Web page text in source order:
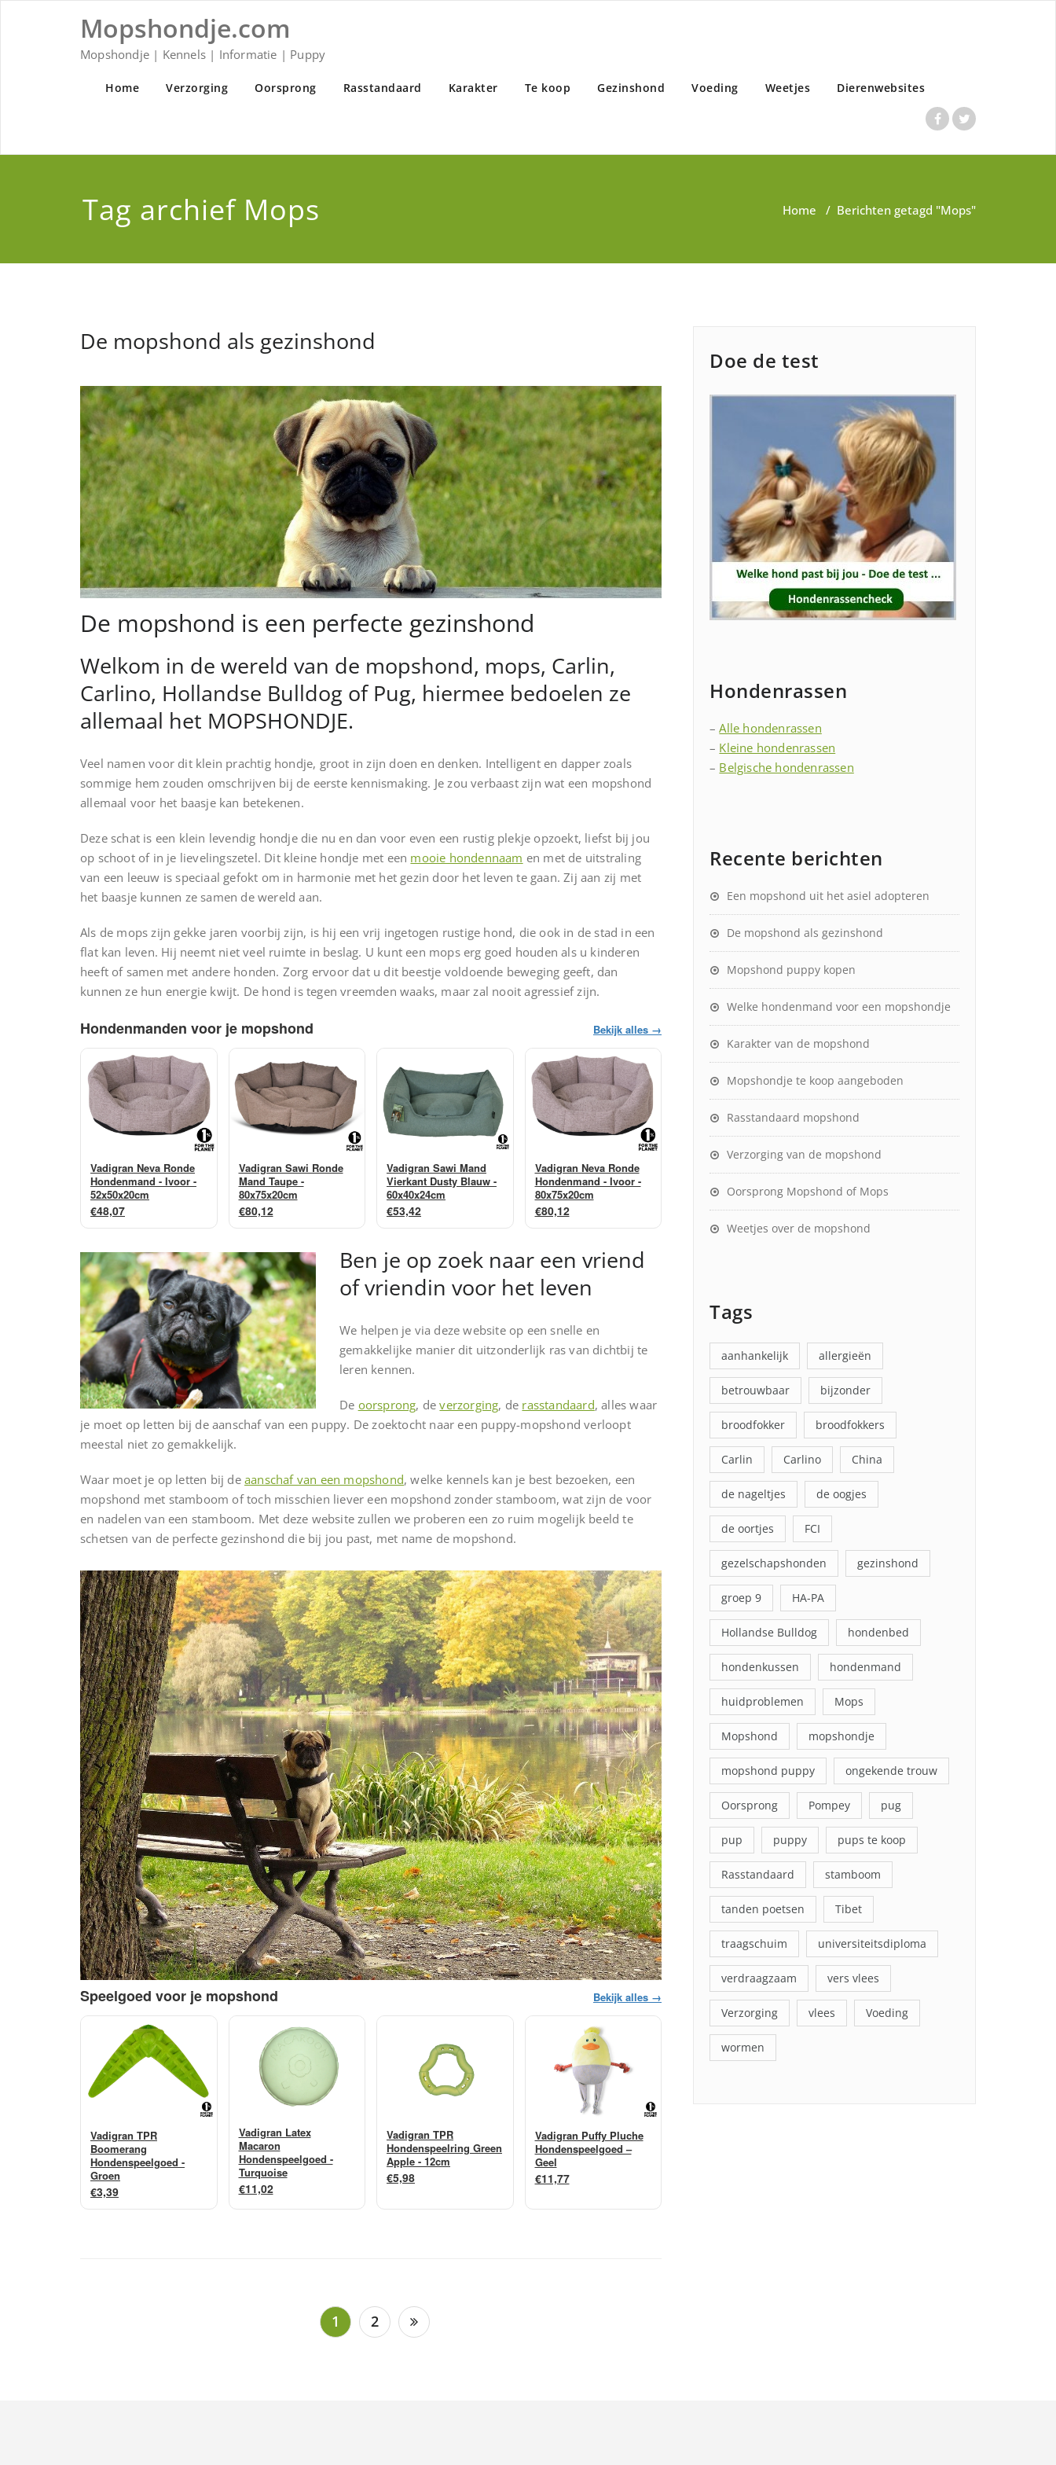
Mopshondje.com
Mopshondje | Kennels | Informatie | Puppy
Home Verzorging Oorsprong Rasstandaard Karakter Te koop Gezinshond Voeding Weetjes Dierenwebsites
Tag archief Mops Home / Berichten getagd "Mops"
De mopshond als gezinshond
De mopshond is een perfecte gezinshond
Welkom in de wereld van de mopshond, mops, Carlin,
Carlino, Hollandse Bulldog of Pug, hiermee bedoelen ze
allemaal het MOPSHONDJE.
Veel namen voor dit klein prachtig hondje, groot in zijn doen en denken. Intelligent en dapper zoals
sommige hem zouden omschrijven bij de eerste kennismaking. Je zou verbaast zijn wat een mopshond
allemaal voor het baasje kan betekenen.
Deze schat is een klein levendig hondje die nu en dan voor even een rustig plekje opzoekt, liefst bij jou
op schoot of in je lievelingszetel. Dit kleine hondje met een mooie hondennaam en met de uitstraling
van een leeuw is speciaal gefokt om in harmonie met het gezin door het leven te gaan. Zij aan zij met
het baasje kunnen ze samen de wereld aan.
Als de mops zijn gekke jaren voorbij zijn, is hij een vrij ingetogen rustige hond, die ook in de stad in een
flat kan leven. Hij neemt niet veel ruimte in beslag. U kunt een mops erg goed houden als u kinderen
heeft of samen met andere honden. Zorg ervoor dat u dit beestje voldoende beweging geeft, dan
kunnen ze hun energie kwijt. De hond is tegen vreemden waaks, maar zal nooit agressief zijn.
Hondenmanden voor je mopshond Bekijk alles →
Vadigran Neva Ronde
Hondenmand - Ivoor -
52x50x20cm
€48,07
Vadigran Sawi Ronde
Mand Taupe -
80x75x20cm
€80,12
Vadigran Sawi Mand
Vierkant Dusty Blauw -
60x40x24cm
€53,42
Vadigran Neva Ronde
Hondenmand - Ivoor -
80x75x20cm
€80,12
Ben je op zoek naar een vriend
of vriendin voor het leven
We helpen je via deze website op een snelle en
gemakkelijke manier dit uitzonderlijk ras van dichtbij te
leren kennen.
De oorsprong, deverzorging, de rasstandaard, alles waar
je moet op letten bij de aanschaf van een puppy. De zoektocht naar een puppy-mopshond verloopt
meestal niet zo gemakkelijk.
Waar moet je op letten bij de aanschaf van een mopshond, welke kennels kan je best bezoeken, een
mopshond met stamboom of toch misschien liever een mopshond zonder stamboom, wat zijn de voor
en nadelen van een stamboom. Met deze website zullen we proberen een zo ruim mogelijk beeld te
schetsen van de perfecte gezinshond die bij jou past, met name de mopshond.
Speelgoed voor je mopshond Bekijk alles →
Vadigran TPR
Boomerang
Hondenspeelgoed -
Groen
€3,39
Vadigran Latex
Macaron
Hondenspeelgoed -
Turquoise
€11,02
Vadigran TPR
Hondenspeelring Green
Apple - 12cm
€5,98
Vadigran Puffy Pluche
Hondenspeelgoed –
Geel
€11,77
1 2
Doe de test
Hondenrassen
–Alle hondenrassen
– Kleine hondenrassen
– Belgische hondenrassen
Recente berichten
Een mopshond uit het asiel adopteren
De mopshond als gezinshond
Mopshond puppy kopen
Welke hondenmand voor een mopshondje
Karakter van de mopshond
Mopshondje te koop aangeboden
Rasstandaard mopshond
Verzorging van de mopshond
Oorsprong Mopshond of Mops
Weetjes over de mopshond
Tags
aanhankelijk allergieën
betrouwbaar bijzonder
broodfokker broodfokkers
Carlin Carlino China
de nageltjes de oogjes
de oortjes FCI
gezelschapshonden gezinshond
groep 9 HA-PA
Hollandse Bulldog hondenbed
hondenkussen hondenmand
huidproblemen Mops
Mopshond mopshondje
mopshond puppy ongekende trouw
Oorsprong Pompey pug
pup puppy pups te koop
Rasstandaard stamboom
tanden poetsen Tibet
traagschuim universiteitsdiploma
verdraagzaam vers vlees
Verzorging vlees Voeding
wormen